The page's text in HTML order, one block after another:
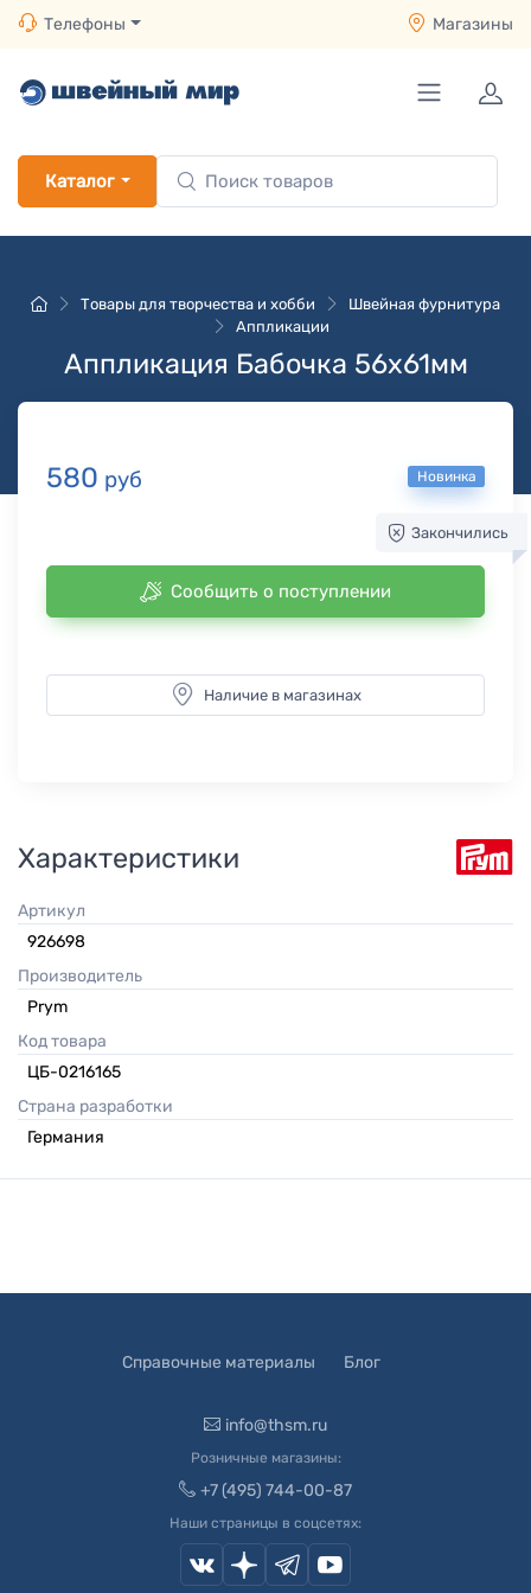
Телефоны Магазины
Каталог
Товары для творчества и хобби
Швейная фурнитура
Аппликации
Аппликация Бабочка 56х61мм
580 руб Новинка
Закончились
Сообщить о поступлении
Наличие в магазинах
Характеристики
Артикул
926698
Производитель
Prym
Код товара
ЦБ-0216165
Страна разработки
Германия
Справочные материалы Блог
info@thsm.ru
Розничные магазины:
+7 (495) 744-00-87
Наши страницы в соцсетях: